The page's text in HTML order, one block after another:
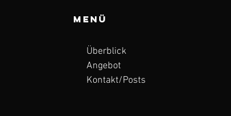
Menü
Überblick
Angebot
Kontakt/Posts